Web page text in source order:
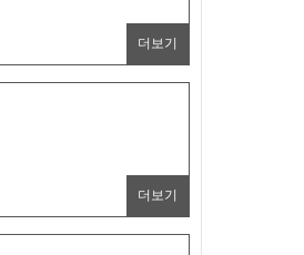
더보기
더보기